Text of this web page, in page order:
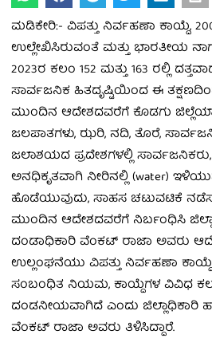
ಮಡಿಕೇರಿ:- ವಿಪತ್ತು ನಿರ್ವಹಣಾ ಕಾಯ್ದೆ,
ಉಲ್ಲೇಖಿಸಿರುವಂತೆ ಮತ್ತು ಭಾರತೀಯ
2023ರ ಕಲಂ 152 ಮತ್ತು 163 ರಲ್ಲಿ
ಸಾರ್ವಜನಿಕ ಹಿತದೃಷ್ಟಿಯಿಂದ ಈ
ಮುಂದಿನ ಆದೇಶದವರೆಗೆ ಕೊಡಗು
ಜಲಪಾತಗಳು, ಝರಿ, ನದಿ, ತೊರೆ,
ಜಲಾಶಯದ ಪ್ರದೇಶಗಳಲ್ಲಿ ಸಾರ್ವಜನಿಕರು,
ಅನಧಿಕೃತವಾಗಿ ನೀರಿನಲ್ಲಿ (water)
ಹೊಡೆಯುವುದು, ಸಾಹಸ ಚಟುವಟಿಕೆ
ಮುಂದಿನ ಆದೇಶದವರೆಗೆ ನಿರ್ಬಂಧಿಸಿ
ದಂಡಾಧಿಕಾರಿ ವೆಂಕಟ್ ರಾಜಾ ಅವರು
ಉಲ್ಲಂಘನೆಯು ವಿಪತ್ತು ನಿರ್ವಹಣಾ ಕಾಯ್ದೆ,
ಸಂಬಂಧಿತ ನಿಯಮ, ಕಾಯ್ದೆಗಳ ವಿವಿಧ
ದಂಡನೀಯವಾಗಿದೆ ಎಂದು ಜಿಲ್ಲಾಧಿಕಾರಿ
ವೆಂಕಟ್ ರಾಜಾ ಅವರು ತಿಳಿಸಿದ್ದಾರೆ.